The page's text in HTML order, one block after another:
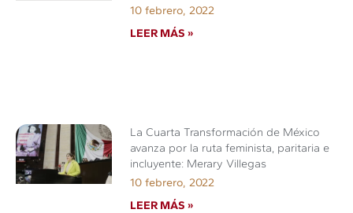
10 febrero, 2022
LEER MÁS »
La Cuarta Transformación de México
avanza por la ruta feminista, paritaria e
incluyente: Merary Villegas
10 febrero, 2022
LEER MÁS »